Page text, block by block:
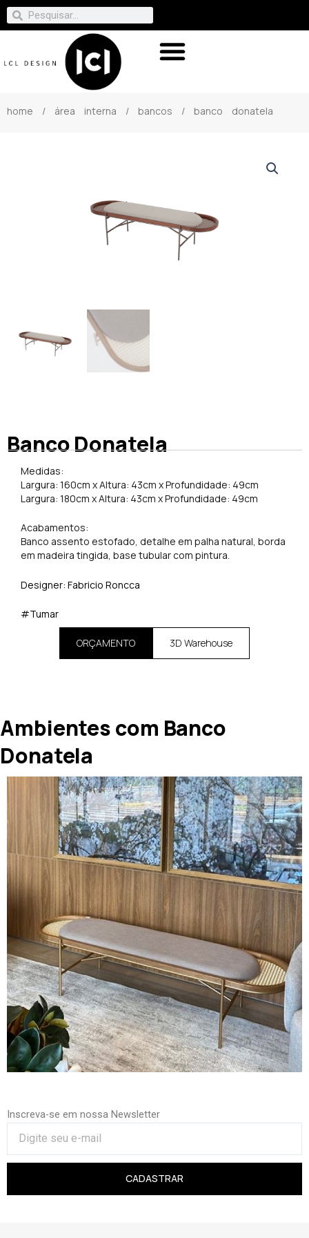
home / área interna / bancos / banco donatela
Banco Donatela
Medidas:
Largura: 160cm x Altura: 43cm x Profundidade: 49cm
Largura: 180cm x Altura: 43cm x Profundidade: 49cm
Acabamentos:
Banco assento estofado, detalhe em palha natural, borda
em madeira tingida, base tubular com pintura.
Designer: Fabricio Roncca
#Tumar
ORÇAMENTO 3D Warehouse
Ambientes com Banco
Donatela
Inscreva-se em nossa Newsletter
CADASTRAR